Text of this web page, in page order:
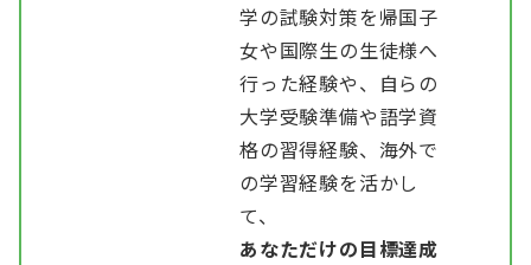
学の試験対策を帰国子
女や国際生の生徒様へ
行った経験や、自らの
大学受験準備や語学資
格の習得経験、海外で
の学習経験を活かし
て、
あなただけの目標達成